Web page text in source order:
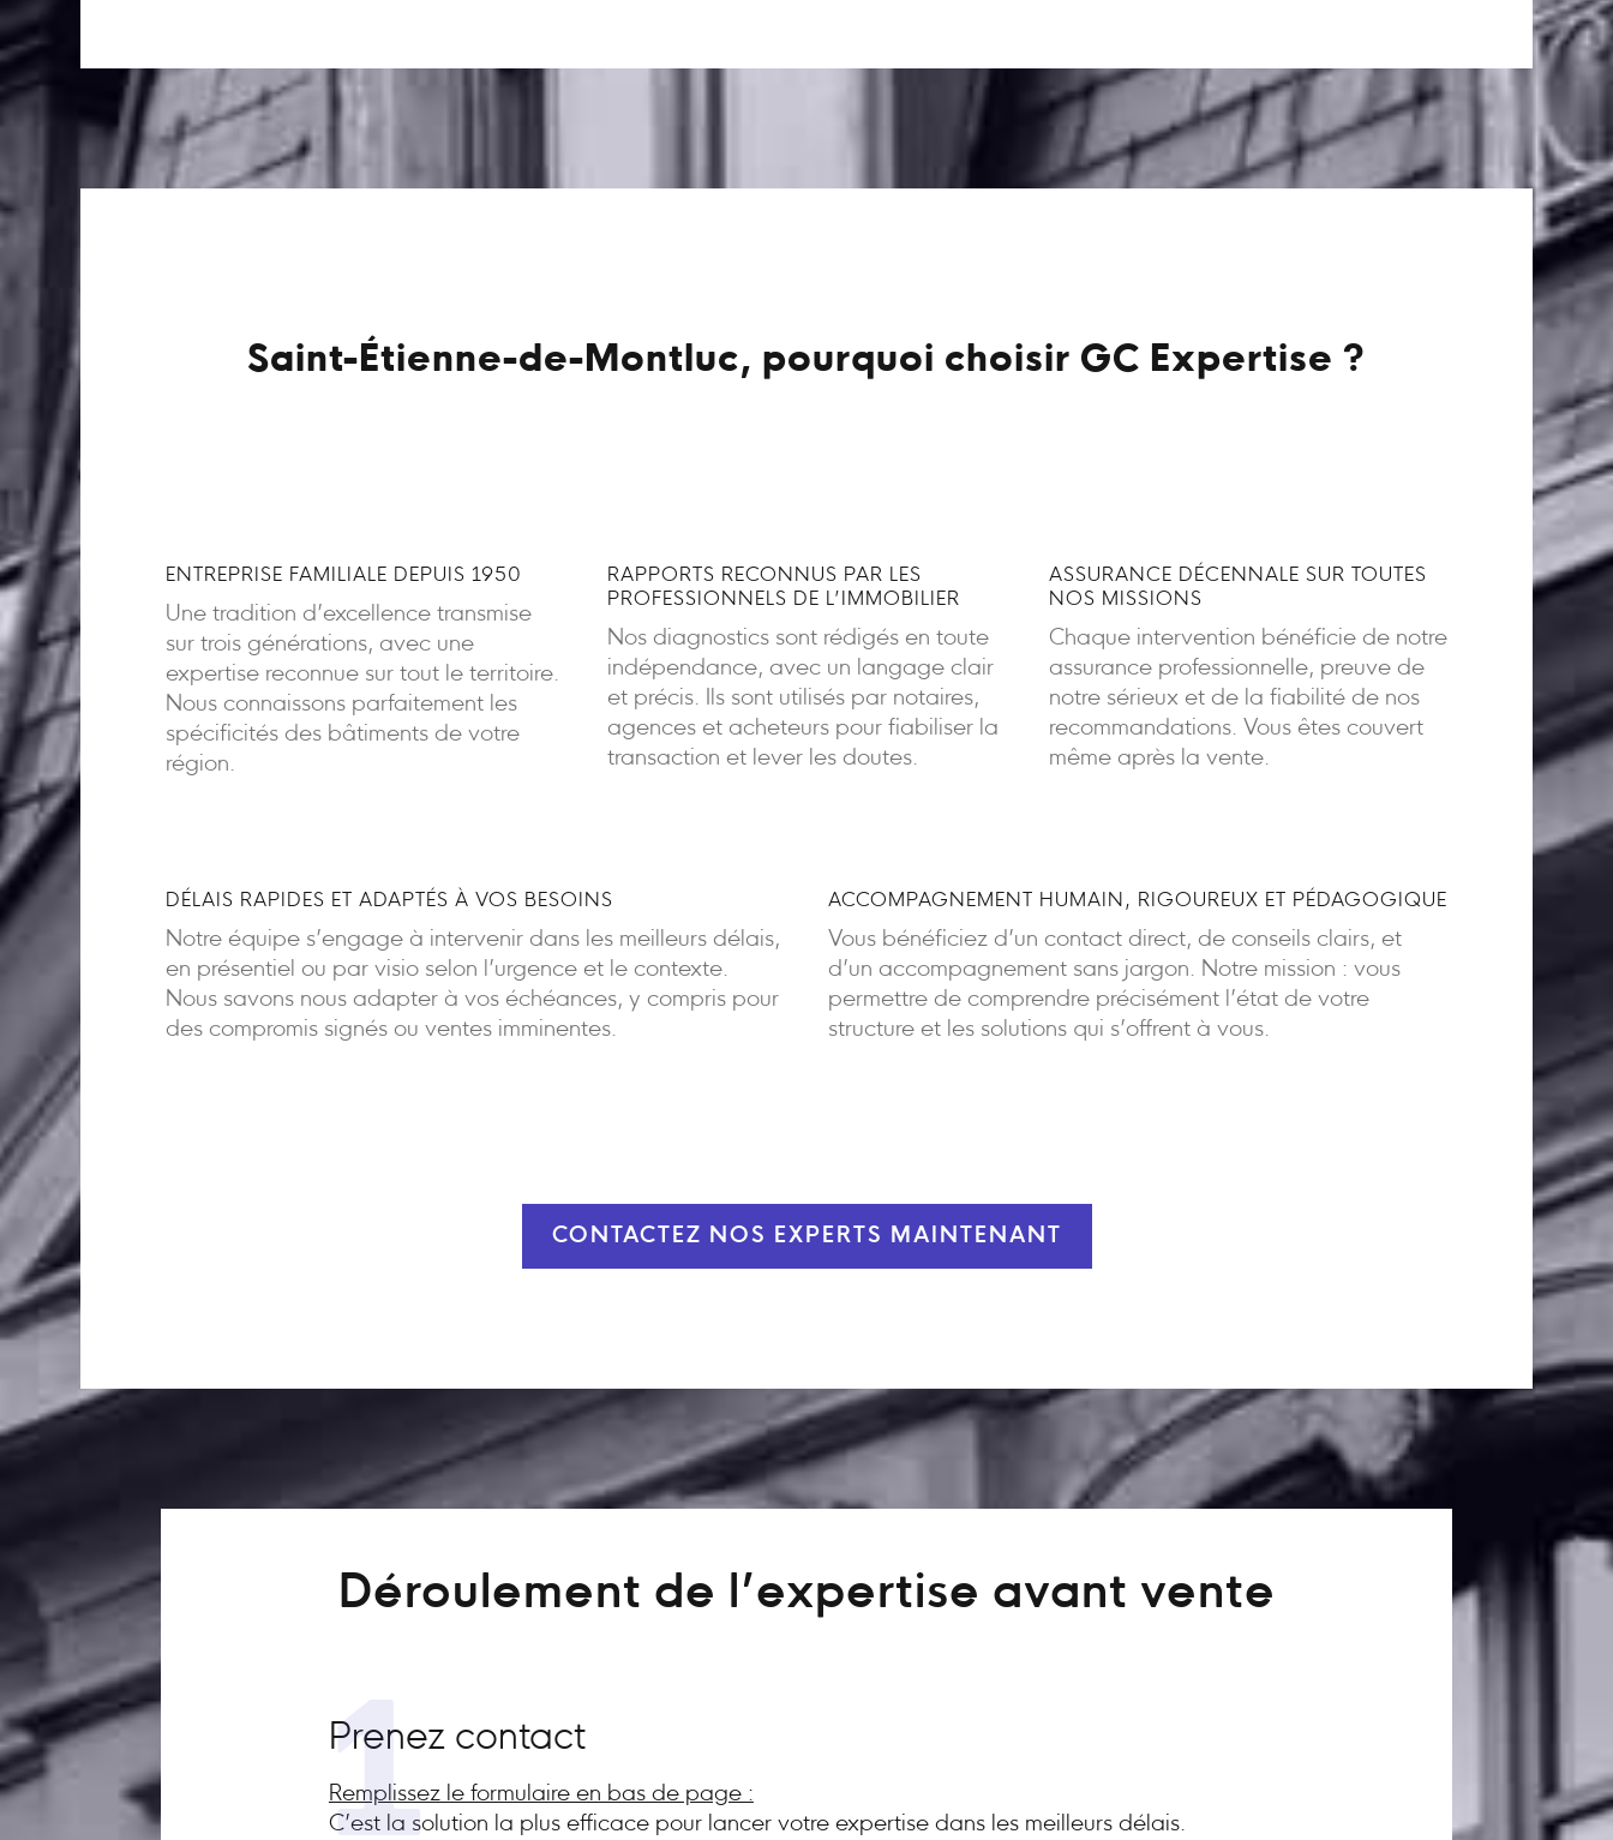
Saint-Étienne-de-Montluc, pourquoi choisir GC Expertise ?
ENTREPRISE FAMILIALE DEPUIS 1950
Une tradition d’excellence transmise
sur trois générations, avec une
expertise reconnue sur tout le territoire.
Nous connaissons parfaitement les
spécificités des bâtiments de votre
région.
RAPPORTS RECONNUS PAR LES
PROFESSIONNELS DE L’IMMOBILIER
Nos diagnostics sont rédigés en toute
indépendance, avec un langage clair
et précis. Ils sont utilisés par notaires,
agences et acheteurs pour fiabiliser la
transaction et lever les doutes.
ASSURANCE DÉCENNALE SUR TOUTES
NOS MISSIONS
Chaque intervention bénéficie de notre
assurance professionnelle, preuve de
notre sérieux et de la fiabilité de nos
recommandations. Vous êtes couvert
même après la vente.
DÉLAIS RAPIDES ET ADAPTÉS À VOS BESOINS
Notre équipe s’engage à intervenir dans les meilleurs délais,
en présentiel ou par visio selon l’urgence et le contexte.
Nous savons nous adapter à vos échéances, y compris pour
des compromis signés ou ventes imminentes.
ACCOMPAGNEMENT HUMAIN, RIGOUREUX ET PÉDAGOGIQUE
Vous bénéficiez d’un contact direct, de conseils clairs, et
d’un accompagnement sans jargon. Notre mission : vous
permettre de comprendre précisément l’état de votre
structure et les solutions qui s’offrent à vous.
CONTACTEZ NOS EXPERTS MAINTENANT
Déroulement de l’expertise avant vente
1
Prenez contact
Remplissez le formulaire en bas de page :
C’est la solution la plus efficace pour lancer votre expertise dans les meilleurs délais.